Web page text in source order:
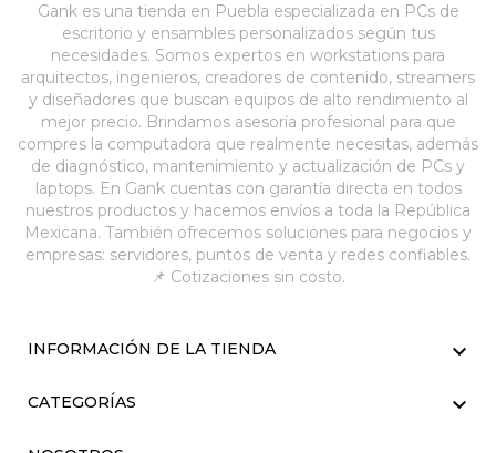
Gank es una tienda en Puebla especializada en PCs de
escritorio y ensambles personalizados según tus
necesidades. Somos expertos en workstations para
arquitectos, ingenieros, creadores de contenido, streamers
y diseñadores que buscan equipos de alto rendimiento al
mejor precio. Brindamos asesoría profesional para que
compres la computadora que realmente necesitas, además
de diagnóstico, mantenimiento y actualización de PCs y
laptops. En Gank cuentas con garantía directa en todos
nuestros productos y hacemos envíos a toda la República
Mexicana. También ofrecemos soluciones para negocios y
empresas: servidores, puntos de venta y redes confiables.
📌 Cotizaciones sin costo.
INFORMACIÓN DE LA TIENDA 
CATEGORÍAS 